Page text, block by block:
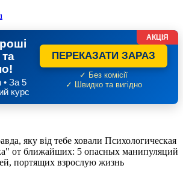
• За 5
курс
ПЕРЕКАЗАТИ ЗАРАЗ
✓ Без комісії
✓ Швидко та вигідно
АКЦІЯ
яку від тебе ховали Психологическая
от ближайших: 5 опасных манипуляций
портящих взрослую жизнь